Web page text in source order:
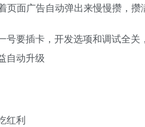
页面广告自动弹出来慢慢攒，
号要插卡，开发选项和调试全
自动升级
红利